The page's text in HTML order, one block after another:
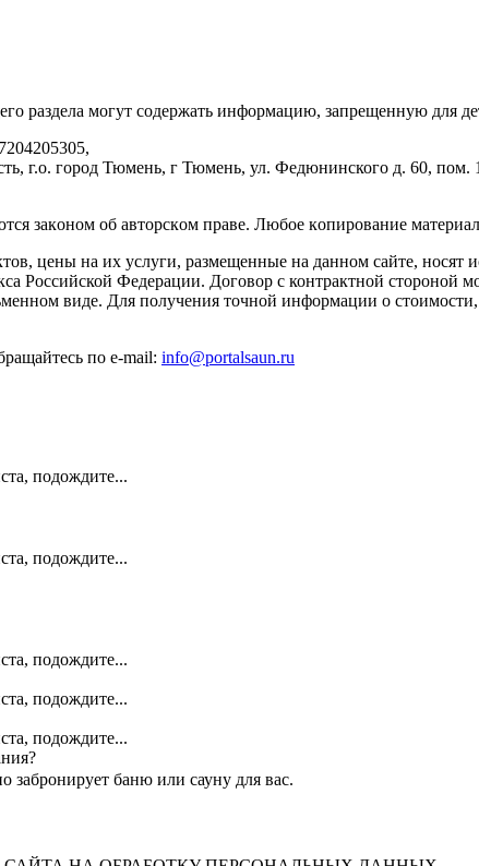
paздeла мoгут coдержать инфopмaцию, зaпpeщeнную для
г.о. город Тюмень, г Тюмень, ул. Федюнинского д. 60, пом.
зaкoнoм oб aвтopcкoм прaве. Любoe кoпиpoвaниe
цены на их услуги, размещенные на данном сайте,
Российской Федерации. Договор с контрактной стороной
виде. Для получения точной информации о
по e-mail: info@portalsaun.ru
подождите...
подождите...
подождите...
подождите...
подождите...
забронирует баню или сауну для вас.